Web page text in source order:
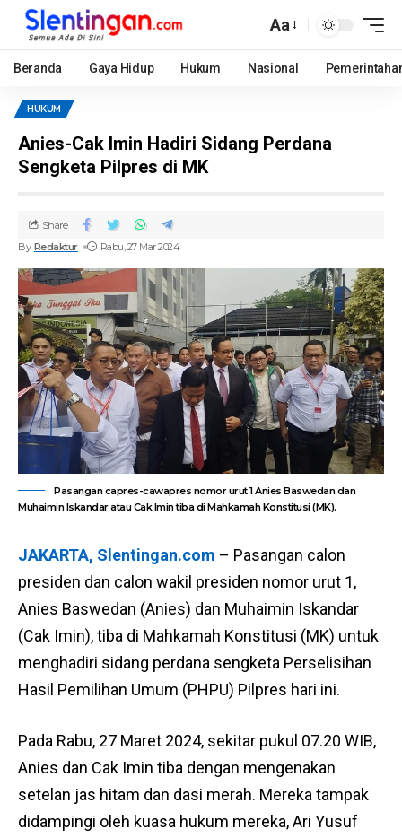
Aa
Beranda Gaya Hidup Hukum Nasional
HUKUM
Anies-Cak Imin Hadiri Sidang Perdana
Sengketa Pilpres di MK
By Redaktur Rabu, 27 Mar 2024
Share
Pasangan capres-cawapres nomor urut 1 Anies Baswedan dan
Muhaimin Iskandar atau Cak Imin tiba di Mahkamah Konstitusi (MK).
JAKARTA, Slentingan.com – Pasangan calon
presiden dan calon wakil presiden nomor urut 1,
Anies Baswedan (Anies) dan Muhaimin Iskandar
(Cak Imin), tiba di Mahkamah Konstitusi (MK) untuk
menghadiri sidang perdana sengketa Perselisihan
Hasil Pemilihan Umum (PHPU) Pilpres hari ini.
Pada Rabu, 27 Maret 2024, sekitar pukul 07.20 WIB,
Anies dan Cak Imin tiba dengan mengenakan
setelan jas hitam dan dasi merah. Mereka tampak
didampingi oleh kuasa hukum mereka, Ari Yusuf